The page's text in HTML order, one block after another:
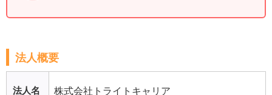
法人概要
法人名 株式会社トライトキャリア